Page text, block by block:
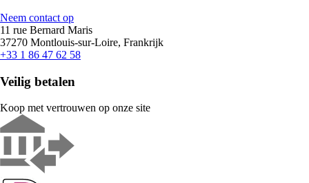
Neem contact op
11 rue Bernard Maris
37270 Montlouis-sur-Loire, Frankrijk
+33 1 86 47 62 58
Veilig betalen
Koop met vertrouwen op onze site